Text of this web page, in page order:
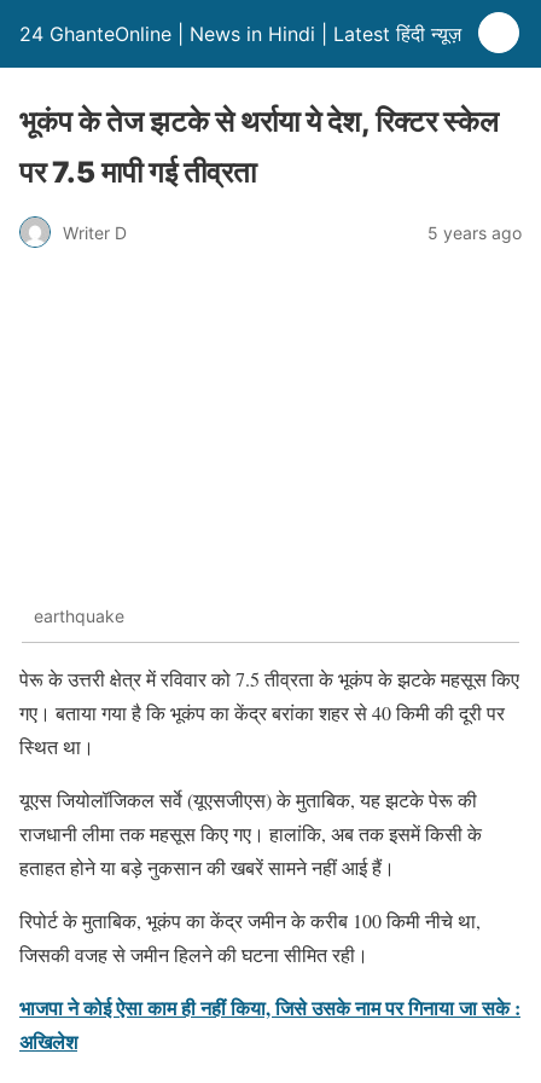
24 GhanteOnline | News in Hindi | Latest हिंदी न्यूज़
भूकंप के तेज झटके से थर्राया ये देश, रिक्टर स्केल
पर 7.5 मापी गई तीव्रता
Writer D 5 years ago
earthquake
पेरू के उत्तरी क्षेत्र में रविवार को 7.5 तीव्रता के भूकंप के झटके महसूस किए
गए। बताया गया है कि भूकंप का केंद्र बरांका शहर से 40 किमी की दूरी पर
स्थित था।
यूएस जियोलॉजिकल सर्वे (यूएसजीएस) के मुताबिक, यह झटके पेरू की
राजधानी लीमा तक महसूस किए गए। हालांकि, अब तक इसमें किसी के
हताहत होने या बड़े नुकसान की खबरें सामने नहीं आई हैं।
रिपोर्ट के मुताबिक, भूकंप का केंद्र जमीन के करीब 100 किमी नीचे था,
जिसकी वजह से जमीन हिलने की घटना सीमित रही।
भाजपा ने कोई ऐसा काम ही नहीं किया, जिसे उसके नाम पर गिनाया जा सके :
अखिलेश